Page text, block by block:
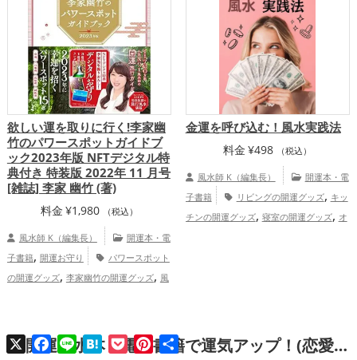
欲しい運を取りに行く!李家幽
竹のパワースポットガイドブ
ック2023年版 NFTデジタル特
典付き 特装版 2022年 11 月号
[雑誌] 李家 幽竹 (著)
料金 ¥1,980 （税込）
風水師 K（編集長）
開運本・電
子書籍, 開運お守り
パワースポット
の開運グッズ, 李家幽竹の開運グッズ, 風
ップ
金運を呼び込む！風水実践法
料金 ¥498 （税込）
風水師 K（編集長）
開運本・電
子書籍
リビングの開運グッズ, キッ
チンの開運グッズ, 寝室の開運グッズ, オ
開運風水本・電子書籍で運気アップ！(恋愛運, 結婚運, 金運, 仕事運, 健康運, 家庭運・家族運, 総合運・全体運)
X Facebook
Line HatenaPocketPinterest
共
有